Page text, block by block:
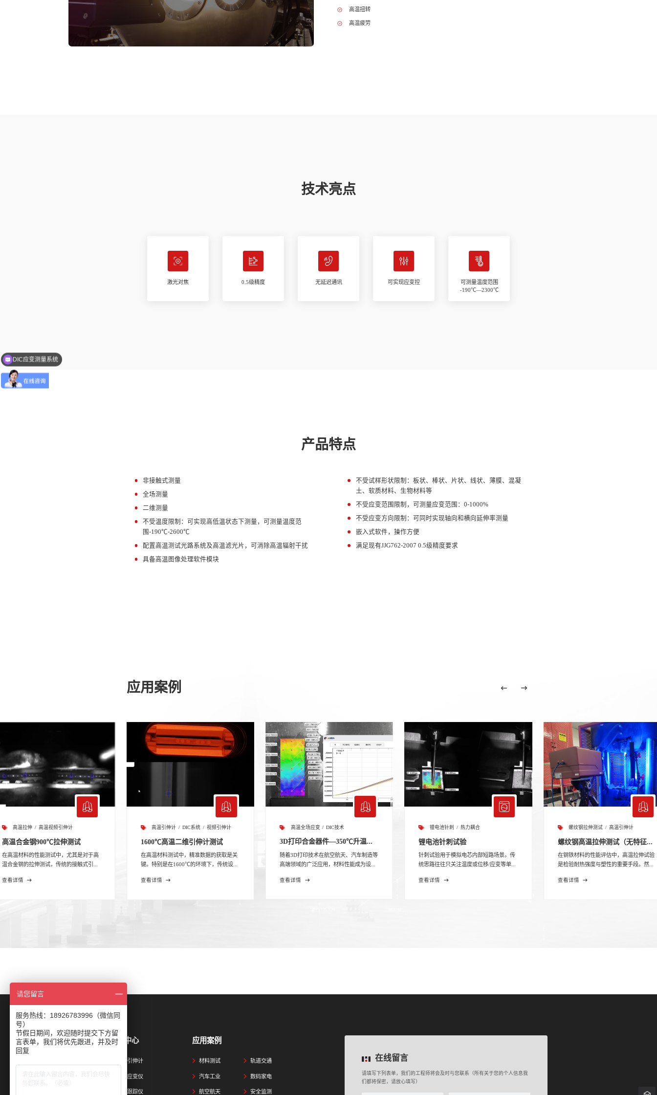
高温扭转
高温疲劳
技术亮点
激光对焦 0.5级精度 无延迟通讯 可实现应变控
可测量温度范围
-190℃—2300℃
产品特点
1 非接触式测量
2 全场测量
3 二维测量
4
不受温度限制：可实现高低温状态下测量，可测量温度范
围-190℃-2600℃
5 配置高温测试光路系统及高温滤光片，可消除高温辐射干扰
6 具备高温图像处理软件模块
7
不受试样形状限制：板状、棒状、片状、线状、薄膜、混凝
土、软质材料、生物材料等
8 不受应变范围限制，可测量应变范围：0-1000%
9 不受应变方向限制：可同时实现轴向和横向延伸率测量
10 嵌入式软件，操作方便
11 满足现有JJG762-2007 0.5级精度要求
应用案例
高温拉伸 高温视频引伸计
高温合金钢900℃拉伸测试
在高温材料的性能测试中，尤其是对于高
温合金钢的拉伸测试，传统的接触式引...
查看详情
高温引伸计 DIC系统 视频引伸计
1600℃高温二维引伸计测试
在高温材料测试中，精准数据的获取是关
键。特别是在1600℃的环境下，传统设...
查看详情
高温全场应变 DIC技术
3D打印合金器件—350℃升温...
随着3D打印技术在航空航天、汽车制造等
高端领域的广泛应用，材料性能成为设...
查看详情
锂电池针刺 热力耦合
锂电池针刺试验
针刺试验用于模拟电芯内部短路场景。传
统思路往往只关注温度或位移/应变等单...
查看详情
螺纹钢拉伸测试 高温引伸计
螺纹钢高温拉伸测试（无特征...
在钢铁材料的性能评估中，高温拉伸试验
是检验耐热强度与塑性的重要手段。然...
查看详情
在线留言
请填写下列表单，我们的工程师将会及时与您联系（所有关于您的个人信息我
们都将保密，请放心填写）
产品中心
视频引伸计
视觉应变仪
视觉跟踪仪
应用案例
材料测试
汽车工业
航空航天
轨道交通
数码家电
安全监测
DIC应变测量系统
请您留言
服务热线：18926783996（微信同
号）
节假日期间，欢迎随时提交下方留
言表单，我们将优先跟进，并及时
回复